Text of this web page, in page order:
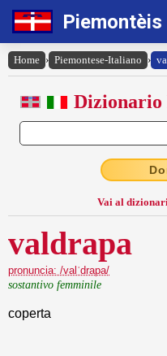
Piemontèis
Home › Piemontese-Italiano ›
Dizionario
Vai al
valdrapa
pronuncia: /valˈdrapa/
sostantivo femminile
coperta